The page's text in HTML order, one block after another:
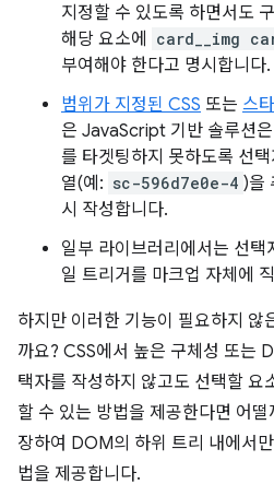
지정할 수 있도록 하면서도
해당 요소에
card__img
부여해야 한다고 명시합니다.
범위가 지정된 CSS 또는 스
은 JavaScript 기반 솔루션
를 타겟팅하지 못하도록 선
열(예: sc-596d7e0e-4 )을
시 작성합니다.
일부 라이브러리에서는 선
일 트리거를 마크업 자체에
하지만 이러한 기능이 필요하지 않
까요? CSS에서 높은 구체성 또는
택자를 작성하지 않고도 선택할 요
할 수 있는 방법을 제공한다면 어떨
장하여 DOM의 하위 트리 내에서
법을 제공합니다.